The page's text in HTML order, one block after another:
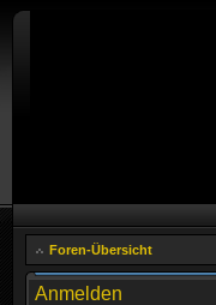
Foren-Übersicht
Anmelden